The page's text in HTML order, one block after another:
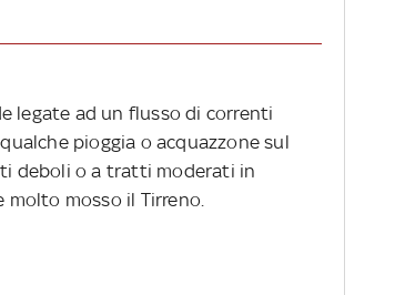
legate ad un flusso di correnti
pioggia o acquazzone sul
deboli o a tratti moderati in
molto mosso il Tirreno.